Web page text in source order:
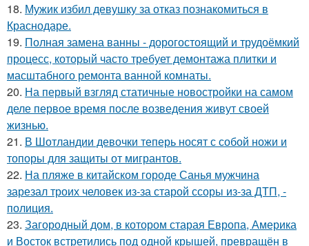
18. Мужик избил девушку за отказ познакомиться в
Краснодаре.
19. Полная замена ванны - дорогостоящий и трудоёмкий
процесс, который часто требует демонтажа плитки и
масштабного ремонта ванной комнаты.
20. На первый взгляд статичные новостройки на самом
деле первое время после возведения живут своей
жизнью.
21. В Шотландии девочки теперь носят с собой ножи и
топоры для защиты от мигрантов.
22. На пляже в китайском городе Санья мужчина
зарезал троих человек из-за старой ссоры из-за ДТП, -
полиция.
23. Загородный дом, в котором старая Европа, Америка
и Восток встретились под одной крышей, превращён в